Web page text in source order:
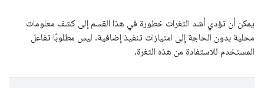
يمكن أن تؤدي أشد الثغرات خطورة في هذا القسم إلى كشف معلومات
محلية بدون الحاجة إلى امتيازات تنفيذ إضافية. ليس مطلوبًا تفاعل
المستخدم للاستفادة من هذه الثغرة.